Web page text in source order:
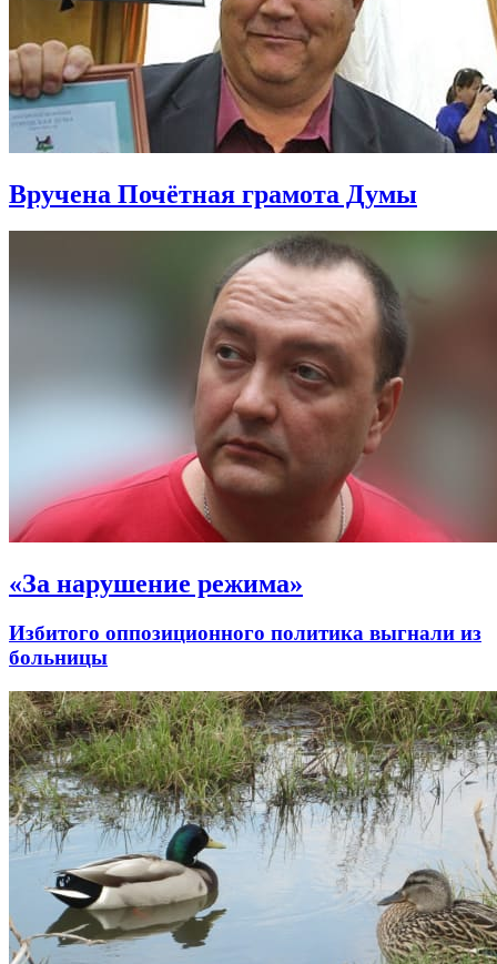
Вручена Почётная грамота Думы
«За нарушение режима»
Избитого оппозиционного политика выгнали из
больницы